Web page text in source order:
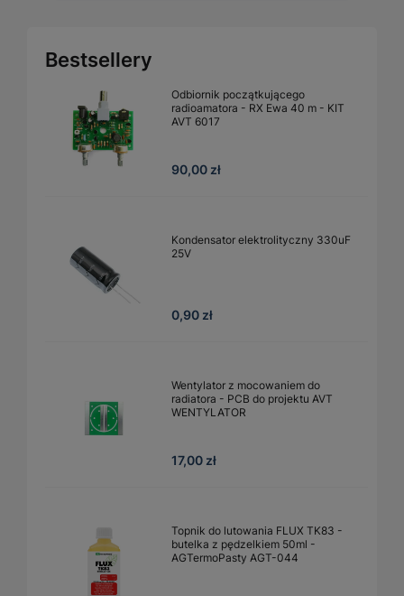
Bestsellery
Odbiornik początkującego
radioamatora - RX Ewa 40 m - KIT
AVT 6017
90,00 zł
Kondensator elektrolityczny 330uF
25V
0,90 zł
Wentylator z mocowaniem do
radiatora - PCB do projektu AVT
WENTYLATOR
17,00 zł
Topnik do lutowania FLUX TK83 -
butelka z pędzelkiem 50ml -
AGTermoPasty AGT-044